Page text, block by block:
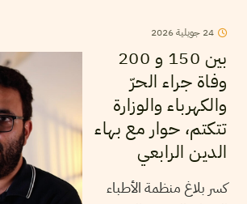
24 جويلية2026
بين 150 و 200
وفاة جراء الحرّ
والكهرباء والوزارة
تتكتم، حوار مع بهاء
الدين الرابعي
كسر بلاغ منظمة الأطباء